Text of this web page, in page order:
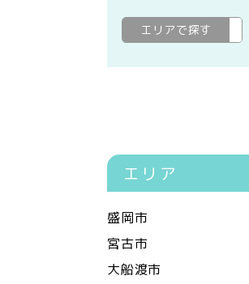
エリアで探す
エリア
盛岡市
宮古市
大船渡市